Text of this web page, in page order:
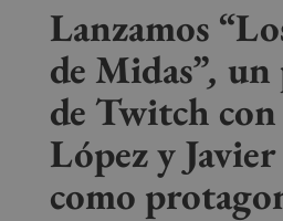
Lanzamos
de Midas”, un
de Twitch
López y
como